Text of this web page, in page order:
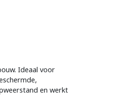
Ideaal voor
en werkt